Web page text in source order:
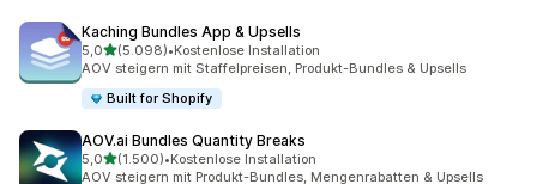
Kaching Bundles App & Upsells
5,0von 5 Sternen
(5.098)
5098 Rezensionen insgesamt
•Kostenlose Installation
AOV steigern mit Staffelpreisen, Produkt-Bundles & Upsells
Built for Shopify
AOV.ai Bundles Quantity Breaks
5,0von 5 Sternen
(1.500)
1500 Rezensionen insgesamt
•Kostenlose Installation
AOV steigern mit Produkt-Bundles, Mengenrabatten & Upsells